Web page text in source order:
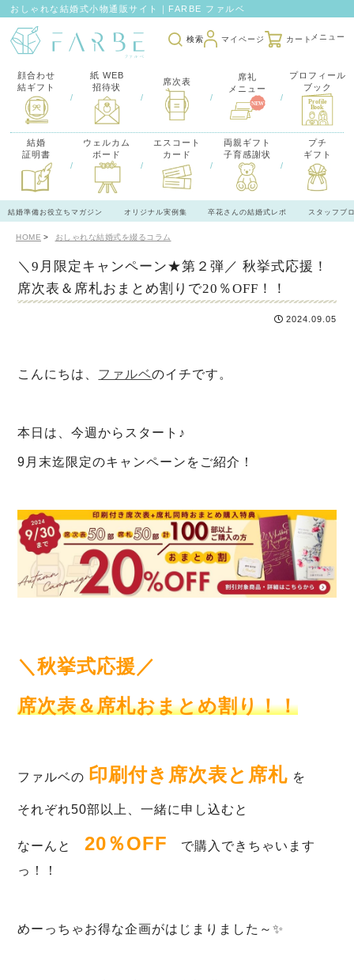
おしゃれな結婚式小物通販サイト｜FARBE ファルベ
検索 マイページ カート
顔合わせ
結ギフト
/
紙 WEB
招待状
/
席次表
/
席礼
メニュー
/
プロフィール
ブック
結婚
証明書
/
ウェルカム
ボード
/
エスコート
カード
/
両親ギフト
子育感謝状
/
プチ
ギフト
結婚準備お役立ちマガジン オリジナル実例集 卒花さんの結婚式レポ スタッフブ
HOME おしゃれな結婚式を綴るコラム
＼9月限定キャンペーン★第２弾／ 秋挙式応援！
席次表＆席札おまとめ割りで20％OFF！！
2024.09.05
こんにちは、 ファルベのイチです。
本日は、今週からスタート♪
9月末迄限定のキャンペーンをご紹介！
＼秋挙式応援／
席次表＆席札おまとめ割り！！
ファルベの 印刷付き席次表と席札 を
それぞれ50部以上、一緒に申し込むと
なーんと20％OFF
で購入できちゃいます
っ！！
めーっちゃお得な企画がはじまりました～✨